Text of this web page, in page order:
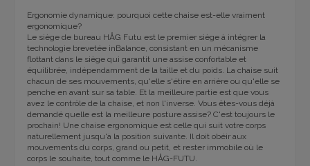
Ergonomie dynamique: pourquoi cette chaise est-elle vraiment
ergonomique?
Le siège de bureau HÅG Futu est le premier siège à intégrer la
technologie brevetée inBalance, consistant en un mécanisme
flottant dans le siège qui garantit une assise confortable et
équilibrée, indépendamment de la taille et du poids. La chaise suit
chacun de ses mouvements, qu'elle s'étire en arrière ou qu'elle se
penche en avant sur sa table. Et la meilleure partie est que vous
avez le contrôle de la chaise, et non l'inverse. Vous êtes-vous déjà
demandé quelle est la meilleure posture assise? C'est toujours le
prochain! Une chaise ergonomique est celle qui suit votre corps
naturellement jusqu'à la position suivante. Il doit obéir aux
mouvements du corps, grand ou petit, et rester immobile où le
corps le souhaite, tout comme le HÅG-FUTU.